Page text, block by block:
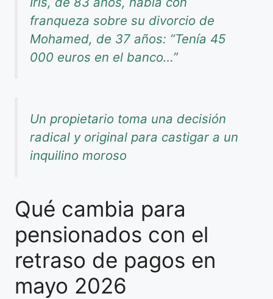
franqueza sobre su divorcio de
Mohamed, de 37 años: “Tenía 45
000 euros en el banco…”
Un propietario toma una decisión
radical y original para castigar a un
inquilino moroso
Qué cambia para
pensionados con el
retraso de pagos en
mayo 2026